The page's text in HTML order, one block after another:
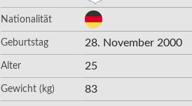
Nationalität
Geburtstag 28. November 2000
Alter 25
Gewicht (kg) 83